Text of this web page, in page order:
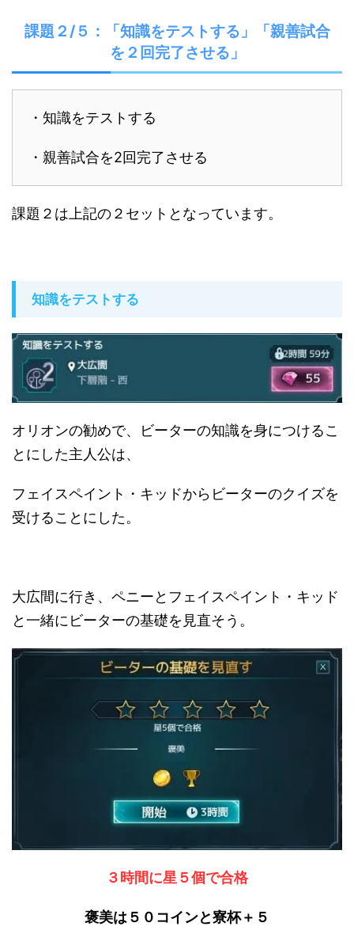
課題２/５：「知識をテストする」「親善試合
を２回完了させる」
・知識をテストする
・親善試合を2回完了させる
課題２は上記の２セットとなっています。
知識をテストする
オリオンの勧めで、ビーターの知識を身につけるこ
とにした主人公は、
フェイスペイント・キッドからビーターのクイズを
受けることにした。
大広間に行き、ペニーとフェイスペイント・キッド
と一緒にビーターの基礎を見直そう。
３時間に星５個で合格
褒美は５０コインと寮杯＋５